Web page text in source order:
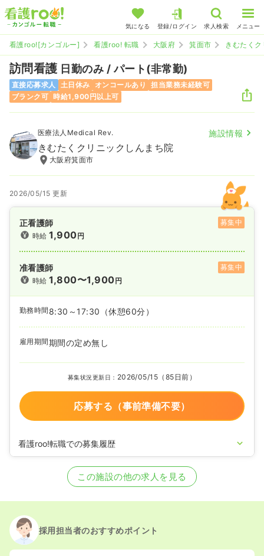
気になる 登録/ログイン 求人検索 メニュー
看護roo![カンゴルー] 看護roo! 転職 大阪府 箕面市 きむたく
訪問看護 日勤のみ / パート(非常勤)
直接応募求人 土日休み オンコールあり
担当業務未経験可
ブランク可 時給1,900円以上可
医療法人Medical Rev. 施設情報
きむたくクリニックしんまち院
大阪府箕面市
2026/05/15 更新
正看護師
募集中
時給1,900円
准看護師
募集中
時給1,800〜1,900円
勤務時間 8:30～17:30 （休憩60分）
雇用期間期間の定め無し
募集状況更新日： 2026/05/15（85日前）
応募する（事前準備不要）
看護roo!転職での募集履歴
この施設の他の求人を見る
採用担当者のおすすめポイント